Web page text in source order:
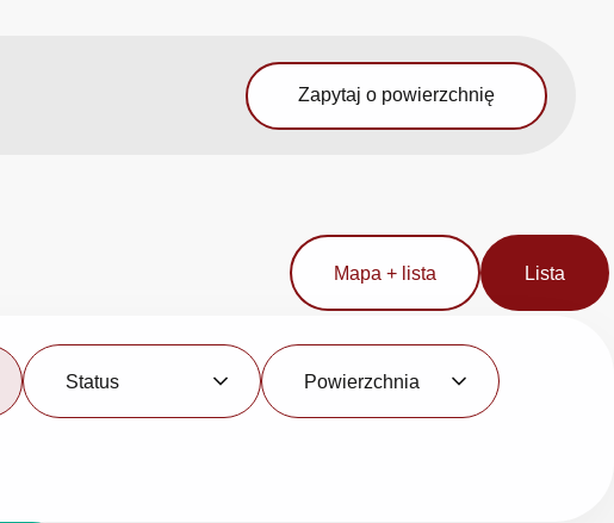
Zapytaj o powierzchnię
Mapa + lista Lista
Status
Status
Powierzchnia
Powierzchnia